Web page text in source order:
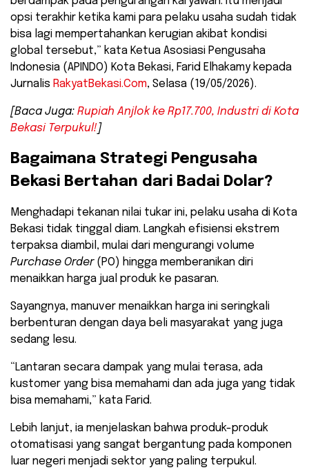
opsi terakhir ketika kami para pelaku usaha sudah tidak
bisa lagi mempertahankan kerugian akibat kondisi
global tersebut,” kata Ketua Asosiasi Pengusaha
Indonesia (APINDO) Kota Bekasi, Farid Elhakamy kepada
Jurnalis RakyatBekasi.Com, Selasa (19/05/2026).
[Baca Juga: Rupiah Anjlok ke Rp17.700, Industri di Kota
Bekasi Terpukul!]
​Bagaimana Strategi Pengusaha
Bekasi Bertahan dari Badai Dolar?
​Menghadapi tekanan nilai tukar ini, pelaku usaha di Kota
Bekasi tidak tinggal diam. Langkah efisiensi ekstrem
terpaksa diambil, mulai dari mengurangi volume
Purchase Order(PO) hingga memberanikan diri
menaikkan harga jual produk ke pasaran.
​Sayangnya, manuver menaikkan harga ini seringkali
berbenturan dengan daya beli masyarakat yang juga
sedang lesu.
“Lantaran secara dampak yang mulai terasa, ada
kustomer yang bisa memahami dan ada juga yang tidak
bisa memahami,” kata Farid.
​Lebih lanjut, ia menjelaskan bahwa produk-produk
otomatisasi yang sangat bergantung pada komponen
luar negeri menjadi sektor yang paling terpukul.